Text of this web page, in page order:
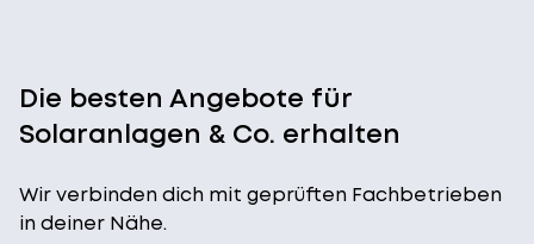
Die besten Angebote für
Solaranlagen & Co. erhalten
Wir verbinden dich mit geprüften Fachbetrieben
in deiner Nähe.